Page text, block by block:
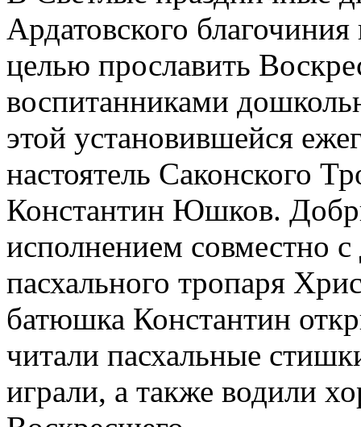
Ардатовского
целью прославить
воспитанниками
этой установившейся
настоятель Саконского
Константин Юшков.
исполнением совместно
пасхального тропаря
батюшка Константин
читали пасхальные
играли, а также водили